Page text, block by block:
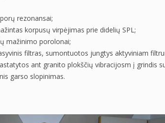
rezonansai;
korpusų virpėjimas prie didelių SPL;
mažinimo porolonai;
filtras, sumontuotos jungtys aktyviniam
ant granito plokščių vibracijosm į grindis
garso slopinimas.